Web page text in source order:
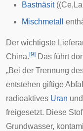
Bastnäsit
Mischmetall
Der wichtigste
China. [9] Das führt
„Bei der Trennung
entstehen giftige
radioaktives Uran und
freigesetzt. Diese
Grundwasser,